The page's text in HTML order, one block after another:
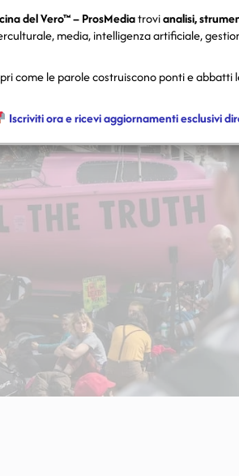
del Vero™ – ProsMediatrovianalisi,
media, intelligenza artificiale,
come le parole costruiscono ponti e abbatti
Iscriviti ora e ricevi aggiornamenti esclusivi